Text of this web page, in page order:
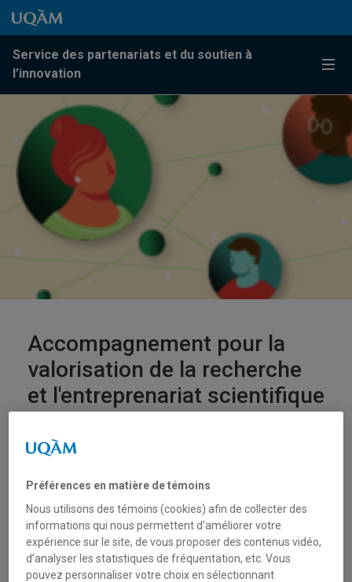
Passer au contenu
Accéder au menu principal
Accéder à la recherche
Passer au contenu
Accéder au menu principal
Service des partenariats et du soutien à
l’innovation
Accompagnement pour la
valorisation de la recherche
et l'entreprenariat scientifique
POUR
DIRECTIONS DE DÉPARTEMENTS
POSTDOCTORANTS
Le SePSI accompagne les chercheurs qui souhaitent
rendre accessibles et utilisables les fruits de la
Préférences en matière de témoins
Nous utilisons des témoins (cookies) afin de collecter des
informations qui nous permettent d’améliorer votre
expérience sur le site, de vous proposer des contenus vidéo,
d’analyser les statistiques de fréquentation, etc. Vous
pouvez personnaliser votre choix en sélectionnant